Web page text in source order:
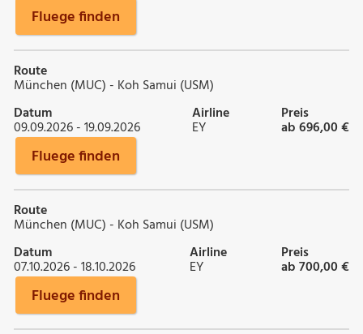
Fluege finden
Route
München (MUC) - Koh Samui (USM)
Datum
09.09.2026 - 19.09.2026
Airline
EY
Preis
ab 696,00 €
Fluege finden
Route
München (MUC) - Koh Samui (USM)
Datum
07.10.2026 - 18.10.2026
Airline
EY
Preis
ab 700,00 €
Fluege finden